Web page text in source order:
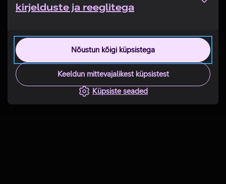
kirjelduste ja reeglitega
Nõustun kõigi küpsistega
Keeldun mittevajalikest küpsistest
Küpsiste seaded